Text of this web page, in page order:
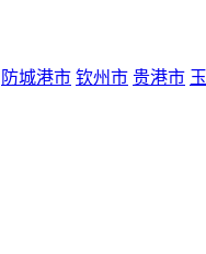
防城港市 钦州市 贵港市